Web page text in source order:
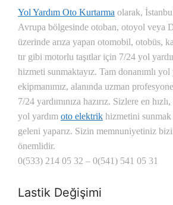
Yol Yardım Oto Kurtarma olarak,
Avrupa bölgesinde otoban, otoyol veya
üzerinde arıza yapan otomobil, otobüs,
tır gibi motorlu taşıtlar için 7/24 yol
hizmeti sunmaktayız. Tam donanımlı yol
ekipmanımız, alanında uzman
7/24 yardımınıza hazırız. Sizlere en
yol yardım oto elektrik hizmetini
geleni yaparız. Sizin memnuniyetiniz
önemlidir.
0(533) 214 05 32 – 0(541) 541 05 31
Lastik Değişimi